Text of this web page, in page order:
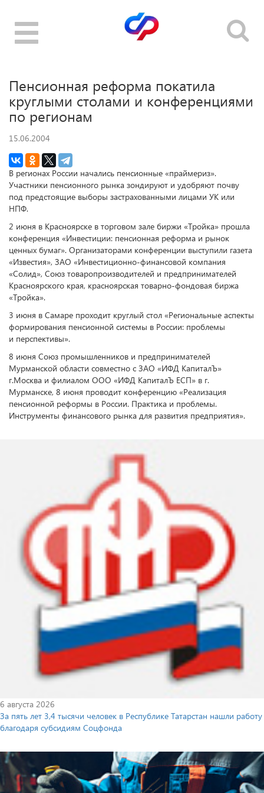
Toggle
navigation
Пенсионная реформа покатила
круглыми столами и конференциями
по регионам
15.06.2004
В регионах России начались пенсионные «праймериз».
Участники пенсионного рынка зондируют и удобряют почву
под предстоящие выборы застрахованными лицами УК или
НПФ.
2 июня в Красноярске в торговом зале биржи «Тройка» прошла
конференция «Инвестиции: пенсионная реформа и рынок
ценных бумаг». Организаторами конференции выступили газета
«Известия», ЗАО «Инвестиционно-финансовой компания
«Солид», Союз товаропроизводителей и предпринимателей
Красноярского края, красноярская товарно-фондовая биржа
«Тройка».
3 июня в Самаре проходит круглый стол «Региональные аспекты
формирования пенсионной системы в России: проблемы
и перспективы».
8 июня Союз промышленников и предпринимателей
Мурманской области совместно с ЗАО «ИФД КапиталЪ»
г.Москва и филиалом ООО «ИФД КапиталЪ ЕСП» в г.
Мурманске, 8 июня проводит конференцию «Реализация
пенсионной реформы в России. Практика и проблемы.
Инструменты финансового рынка для развития предприятия».
6 августа 2026
За пять лет 3,4 тысячи человек в Республике Татарстан нашли работу
благодаря субсидиям Соцфонда